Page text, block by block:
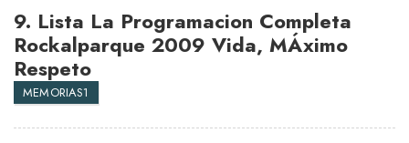
9. Lista La Programacion Completa
Rockalparque 2009 Vida, MÁximo
Respeto
MEMORIAS1